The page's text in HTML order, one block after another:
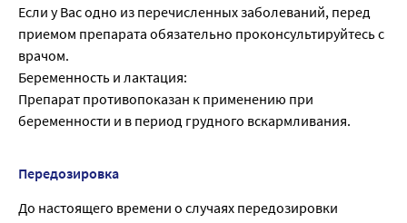
Если у Вас одно из перечисленных заболеваний, перед
приемом препарата обяза­тельно проконсультируйтесь с
врачом.
Беременность и лактация:
Препарат противопоказан к применению при
беременности и в период грудного вскармливания.
Передозировка
До настоящего времени о случаях передозировки